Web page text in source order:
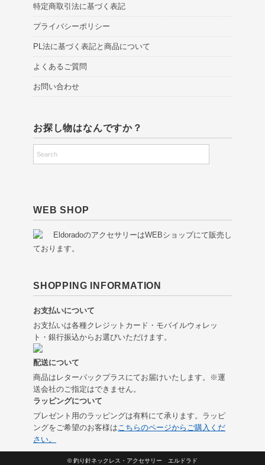
特定商取引法に基づく表記
プライバシーポリシー
PL法に基づく表記と商品について
よくあるご質問
お問い合わせ
お探し物はなんですか？
WEB SHOP
EldoradoのアクセサリーはWEBショップにて販売し
ております。
SHOPPING INFORMATION
お支払いについて
お支払いは各種クレジットカード・モバイルウォレッ
ト・銀行振込からお選びいただけます。
配送について
商品はレターパックプラスにてお届けいたします。※運
送会社のご指定はできません。
ラッピングについて
プレゼント用のラッピングは有料にて承ります。ラッピ
ングをご希望のお客様は こちらのページからご購入くだ
さい。
©釣り針ネックレス・アクセサリー エルドラド